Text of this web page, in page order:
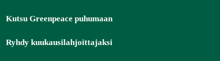
Kutsu Greenpeace puhumaan
Ryhdy kuukausilahjoittajaksi